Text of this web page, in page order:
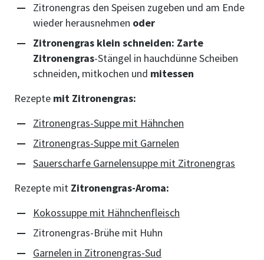
Zitronengras den Speisen zugeben und am Ende
wieder herausnehmen oder
Zitronengras klein schneiden: Zarte
Zitronengras-Stängel in hauchdünne Scheiben
schneiden, mitkochen und mitessen
Rezepte mit Zitronengras:
Zitronengras-Suppe mit Hähnchen
Zitronengras-Suppe mit Garnelen
Sauerscharfe Garnelensuppe mit Zitronengras
Rezepte mit Zitronengras-Aroma:
Kokossuppe mit Hähnchenfleisch
Zitronengras-Brühe mit Huhn
Garnelen in Zitronengras-Sud